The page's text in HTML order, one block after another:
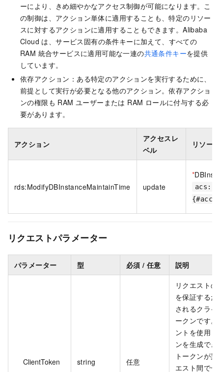
ーにより、きめ細やかなアクセス制御が可能になります。こ
の制御は、アクション単体に適用することも、特定のリソー
スに対するアクションに適用することもできます。Alibaba
Cloud は、サービス固有の条件キーに加えて、すべての
RAM 統合サービスに適用可能な一連の共通条件キーを提供
しています。
依存アクション：ある特定のアクションを実行するために、
前提として実行が必要となる他のアクション。依存アクショ
ンの権限も RAM ユーザーまたは RAM ロールに付与する必
要があります。
アクション
アクセスレ
ベル
リソー
rds:ModifyDBInstanceMaintainTime update
*
リクエストパラメーター
パラメーター 型 必須 / 任意 説明
ClientToken string 任意
リクエスト
を保証する
されるクラ
ークンです
ントを使用
ンを生成で
トークンが
エスト間で